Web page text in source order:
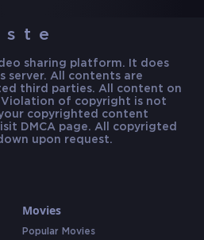
sharing platform. It does
server. All contents are
third parties. All content on
Violation of copyright is not
copyrighted content
DMCA page. All copyrigted
upon request.
Movies
Popular Movies